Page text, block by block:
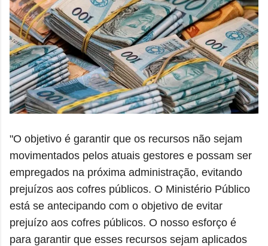
"O objetivo é garantir que os recursos não sejam
movimentados pelos atuais gestores e possam ser
empregados na próxima administração, evitando
prejuízos aos cofres públicos. O Ministério Público
está se antecipando com o objetivo de evitar
prejuízo aos cofres públicos. O nosso esforço é
para garantir que esses recursos sejam aplicados